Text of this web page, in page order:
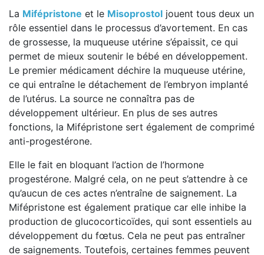
La Mifépristone et le Misoprostol jouent tous deux un
rôle essentiel dans le processus d’avortement. En cas
de grossesse, la muqueuse utérine s’épaissit, ce qui
permet de mieux soutenir le bébé en développement.
Le premier médicament déchire la muqueuse utérine,
ce qui entraîne le détachement de l’embryon implanté
de l’utérus. La source ne connaîtra pas de
développement ultérieur. En plus de ses autres
fonctions, la Mifépristone sert également de comprimé
anti-progestérone.
Elle le fait en bloquant l’action de l’hormone
progestérone. Malgré cela, on ne peut s’attendre à ce
qu’aucun de ces actes n’entraîne de saignement. La
Mifépristone est également pratique car elle inhibe la
production de glucocorticoïdes, qui sont essentiels au
développement du fœtus. Cela ne peut pas entraîner
de saignements. Toutefois, certaines femmes peuvent